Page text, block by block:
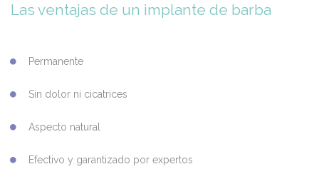
Las ventajas de un implante de barba
Permanente
Sin dolor ni cicatrices
Aspecto natural
Efectivo y garantizado por expertos